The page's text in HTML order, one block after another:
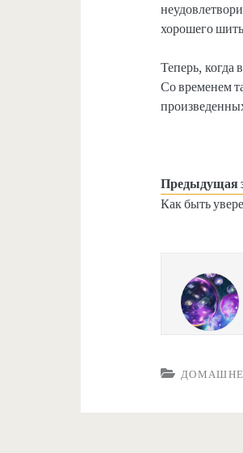
хорошего
Теперь, когда
Со временем
Предыдущая
Как быть